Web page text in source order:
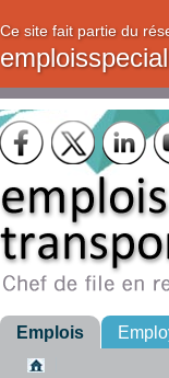
Ce site fait partie du
Emplois